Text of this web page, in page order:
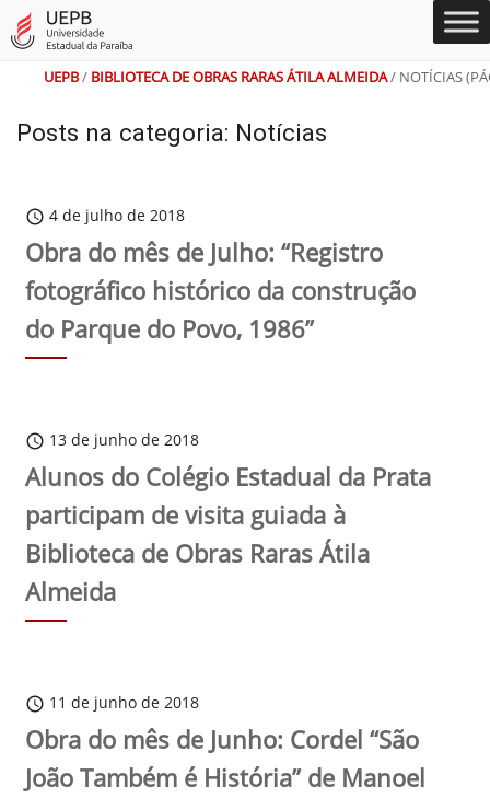
para
conteúdo
para
para
para
rodapé
Alto
Contraste
Mapa
do
Site
UEPB/ BIBLIOTECA DE OBRAS RARAS ÁTILA ALMEIDA/ NOTÍCIAS
Posts na categoria: Notícias
schedule 4 de julho de 2018
Obra do mês de Julho: “Registro
fotográfico histórico da construção
do Parque do Povo, 1986”
schedule 13 de junho de 2018
Alunos do Colégio Estadual da Prata
participam de visita guiada à
Biblioteca de Obras Raras Átila
Almeida
schedule 11 de junho de 2018
Obra do mês de Junho: Cordel “São
João Também é História” de Manoel